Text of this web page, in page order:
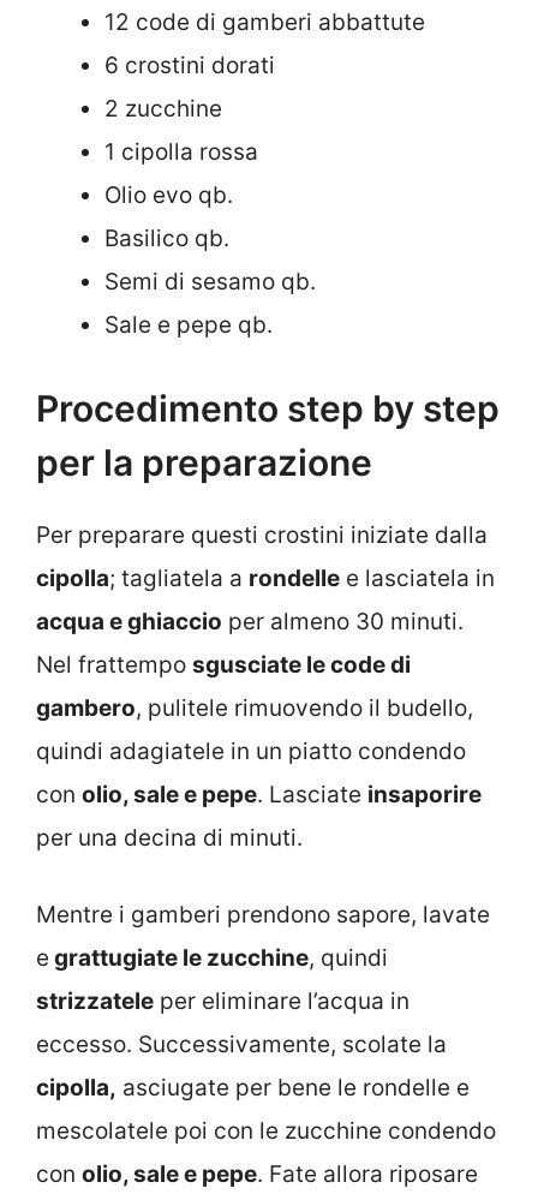
12 code di gamberi abbattute
6 crostini dorati
2 zucchine
1 cipolla rossa
Olio evo qb.
Basilico qb.
Semi di sesamo qb.
Sale e pepe qb.
Procedimento step by step
per la preparazione
Per preparare questi crostini iniziate dalla
cipolla; tagliatela a rondelle e lasciatela in
acqua e ghiaccio per almeno 30 minuti.
Nel frattempo sgusciate le code di
gambero, pulitele rimuovendo il budello,
quindi adagiatele in un piatto condendo
con olio, sale e pepe. Lasciate insaporire
per una decina di minuti.
Mentre i gamberi prendono sapore, lavate
e grattugiate le zucchine, quindi
strizzatele per eliminare l’acqua in
eccesso. Successivamente, scolate la
cipolla, asciugate per bene le rondelle e
mescolatele poi con le zucchine condendo
con olio, sale e pepe. Fate allora riposare